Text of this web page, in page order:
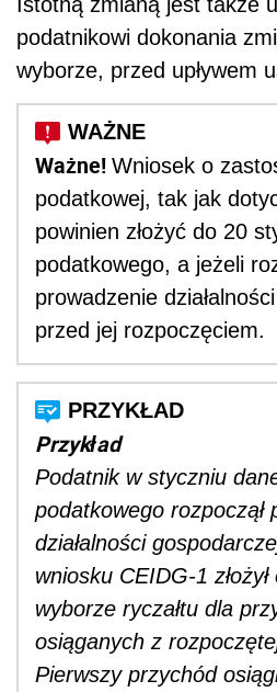
podatnikowi dokonania
wyborze, przed upływem
Ważne! Wniosek o
podatkowej, tak jak
powinien złożyć do 20
podatkowego, a jeżeli
prowadzenie
przed jej rozpoczęciem.
Przykład
Podatnik w styczniu
podatkowego rozpoczął
działalności
wniosku CEIDG-1
wyborze ryczałtu dla
osiąganych z
Pierwszy przychód